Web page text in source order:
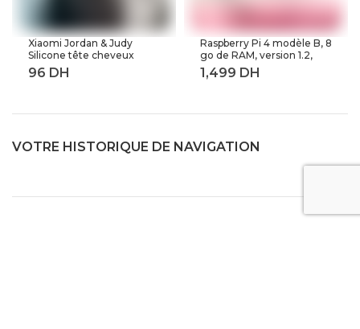
Xiaomi Jordan & Judy
Silicone tête cheveux
peigne de lavage corps
masseur brosse cuir
Spa minceur
Raspberry Pi 4 modèle B, 8
go de RAM, version 1.2,
BCM2711 Quad core,
Cortex-A72 ARM v8,
VOTRE HISTORIQUE DE NAVIGATION